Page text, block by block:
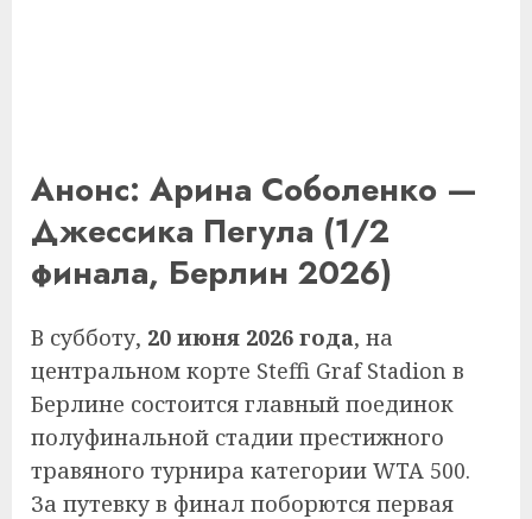
Анонс: Арина Соболенко —
Джессика Пегула (1/2
финала, Берлин 2026)
В субботу, 20 июня 2026 года, на
центральном корте Steffi Graf Stadion в
Берлине состоится главный поединок
полуфинальной стадии престижного
травяного турнира категории WTA 500.
За путевку в финал поборются первая